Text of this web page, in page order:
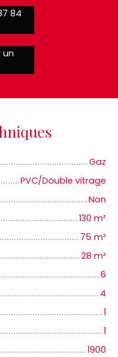
84
un
Gaz
PVC/Double vitrage
Non
130 m²
75 m²
28 m²
6
4
1
1
1900